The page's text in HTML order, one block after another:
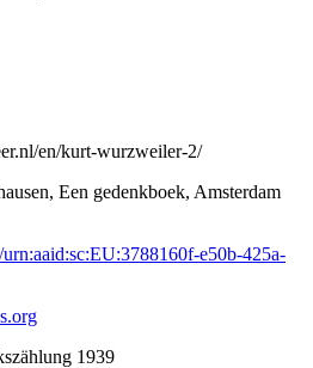
en/kurt-wurzweiler-2/
Een gedenkboek, Amsterdam
e50b-425a-
1939